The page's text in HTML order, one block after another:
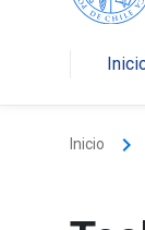
Inicio keyboard_arrow_right